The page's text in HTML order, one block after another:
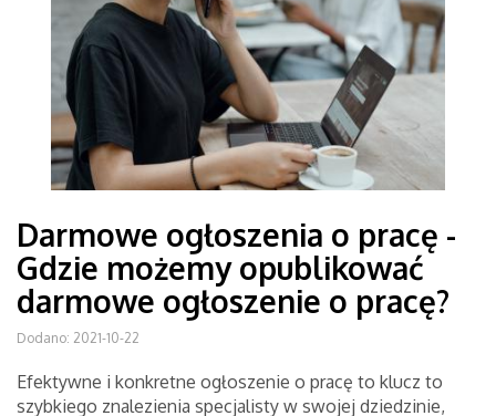
Darmowe ogłoszenia o pracę -
Gdzie możemy opublikować
darmowe ogłoszenie o pracę?
Dodano: 2021-10-22
Efektywne i konkretne ogłoszenie o pracę to klucz to
szybkiego znalezienia specjalisty w swojej dziedzinie,